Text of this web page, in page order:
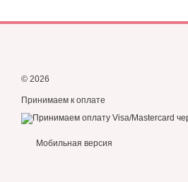
© 2026
Принимаем к оплате
Мобильная версия